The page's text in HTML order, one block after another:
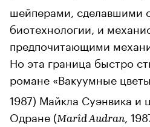
шейперами, сделавшими
биотехнологии, и
предпочитающими
Но эта граница быстро
романе «Вакуумные
1987) Майкла Суэнвика и
Одране (Marîd Audran ,